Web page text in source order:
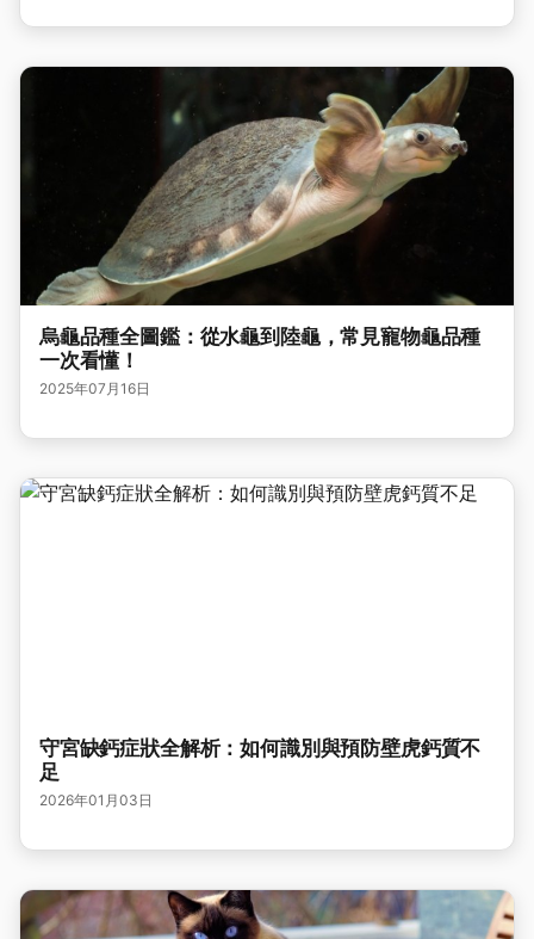
烏龜品種全圖鑑：從水龜到陸龜，常見寵物龜品種
一次看懂！
2025年07月16日
守宮缺鈣症狀全解析：如何識別與預防壁虎鈣質不
足
2026年01月03日